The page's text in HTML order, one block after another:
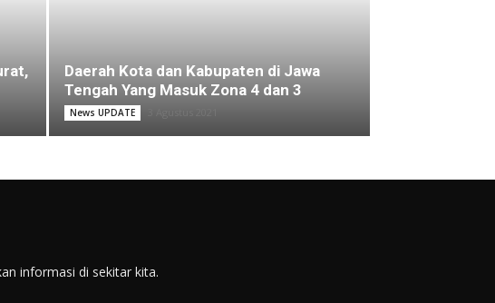
Daerah Kota dan Kabupaten di Jawa
Tengah Yang Masuk Zona 4 dan 3
News UPDATE
informasi di sekitar kita.